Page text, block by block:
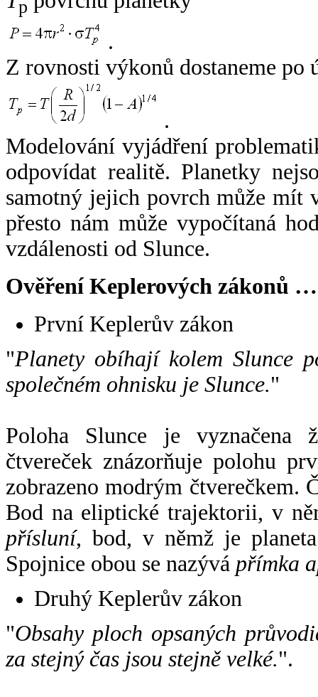
p
.
Z rovnosti výkonů dostaneme po
.
Modelování vyjádření
odpovídat realitě. Planetky
samotný jejich povrch může mít
přesto nám může vypočítaná
vzdálenosti od Slunce.
Ověření Keplerových zákonů …
První Keplerův zákon
"Planety obíhají kolem Slunce
společném ohnisku je Slunce."
Poloha Slunce je vyznačena
čtvereček znázorňuje polohu
zobrazeno modrým čtverečkem.
Bod na eliptické trajektorii, v
přísluní, bod, v němž je
Spojnice obou se nazývá přímka
Druhý Keplerův zákon
"Obsahy ploch opsaných
za stejný čas jsou stejně velké.".